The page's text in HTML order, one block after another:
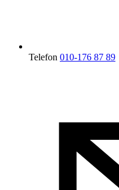
Telefon 010-176 87 89